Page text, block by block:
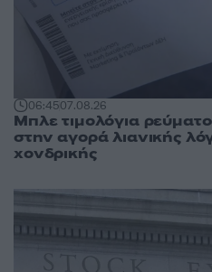
06:4507.08.26
Μπλε τιμολόγια
στην αγορά λιανικής
χονδρικής